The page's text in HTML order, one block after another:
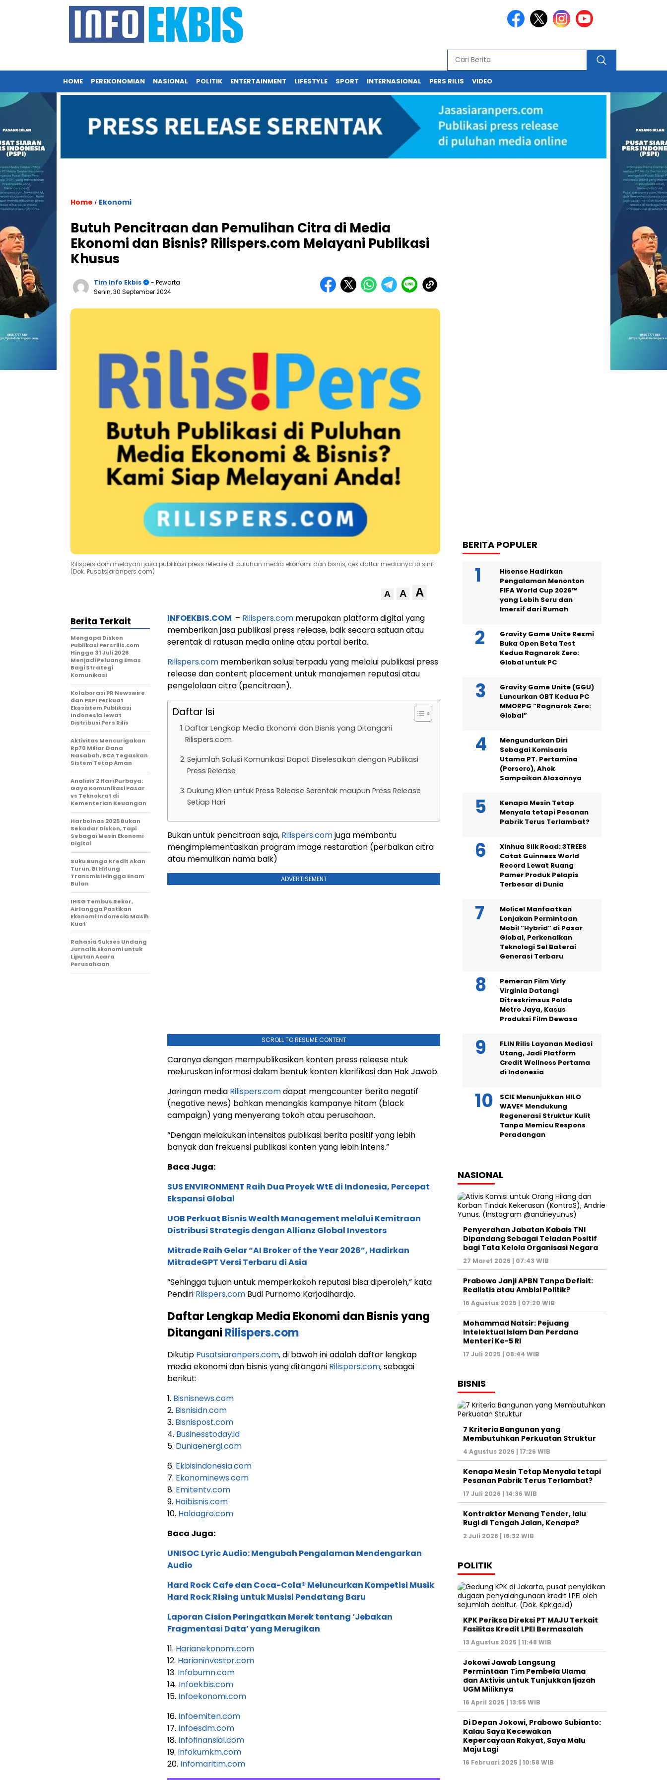
HOME PEREKONOMIAN NASIONAL POLITIK ENTERTAINMENT LIFESTYLE SPORT INTERNASIONAL PERS RILIS VIDEO
Home / Ekonomi
Butuh Pencitraan dan Pemulihan Citra di Media
Ekonomi dan Bisnis? Rilispers.com Melayani Publikasi
Khusus
Tim Info Ekbis
- Pewarta
Senin, 30 September 2024
Rilispers.com melayani jasa publikasi press release di puluhan media ekonomi dan bisnis, cek daftar medianya di sini!
(Dok. Pusatsiaranpers.com)
A A A
INFOEKBIS.COM – Rilispers.com merupakan platform digital yang
memberikan jasa publikasi press release, baik secara satuan atau
serentak di ratusan media online atau portal berita.
Rilispers.com memberikan solusi terpadu yang melalui publikasi press
release dan content placement untuk manajemen reputasi atau
pengelolaan citra (pencitraan).
Daftar Isi
Daftar Lengkap Media Ekonomi dan Bisnis yang Ditangani
Rilispers.com
Sejumlah Solusi Komunikasi Dapat Diselesaikan dengan Publikasi
Press Release
Dukung Klien untuk Press Release Serentak maupun Press Release
Setiap Hari
Bukan untuk pencitraan saja, Rilispers.comjuga membantu
mengimplementasikan program image restaration (perbaikan citra
atau memulikan nama baik)
ADVERTISEMENT
SCROLL TO RESUME CONTENT
Caranya dengan mempublikasikan konten press releese ntuk
meluruskan informasi dalam bentuk konten klarifikasi dan Hak Jawab.
Jaringan media Rilispers.comdapat mengcounter berita negatif
(negative news) bahkan menangkis kampanye hitam (black
campaign) yang menyerang tokoh atau perusahaan.
“Dengan melakukan intensitas publikasi berita positif yang lebih
banyak dan frekuensi publikasi konten yang lebih intens.”
Baca Juga:
SUS ENVIRONMENT Raih Dua Proyek WtE di Indonesia, Percepat
Ekspansi Global
UOB Perkuat Bisnis Wealth Management melalui Kemitraan
Distribusi Strategis dengan Allianz Global Investors
Mitrade Raih Gelar “AI Broker of the Year 2026”, Hadirkan
MitradeGPT Versi Terbaru di Asia
“Sehingga tujuan untuk memperkokoh reputasi bisa diperoleh,” kata
Pendiri Rlispers.com Budi Purnomo Karjodihardjo.
Daftar Lengkap Media Ekonomi dan Bisnis yang
Ditangani Rilispers.com
Dikutip Pusatsiaranpers.com, di bawah ini adalah daftar lengkap
media ekonomi dan bisnis yang ditangani Rilispers.com, sebagai
berikut:
1. Bisnisnews.com
2. Bisnisidn.com
3. Bisnispost.com
4. Businesstoday.id
5. Duniaenergi.com
6. Ekbisindonesia.com
7. Ekonominews.com
8. Emitentv.com
9. Haibisnis.com
10. Haloagro.com
Baca Juga:
UNISOC Lyric Audio: Mengubah Pengalaman Mendengarkan
Audio
Hard Rock Cafe dan Coca-Cola® Meluncurkan Kompetisi Musik
Hard Rock Rising untuk Musisi Pendatang Baru
Laporan Cision Peringatkan Merek tentang ‘Jebakan
Fragmentasi Data’ yang Merugikan
11. Harianekonomi.com
12. Harianinvestor.com
13. Infobumn.com
14. Infoekbis.com
15. Infoekonomi.com
16. Infoemiten.com
17. Infoesdm.com
18. Infofinansial.com
19. Infokumkm.com
20. Infomaritim.com
Berita Terkait
Mengapa Diskon
Publikasi Persrilis.com
Hingga 31 Juli 2026
Menjadi Peluang Emas
Bagi Strategi
Komunikasi
Kolaborasi PR Newswire
dan PSPI Perkuat
Ekosistem Publikasi
Indonesia lewat
Distribusi Pers Rilis
Aktivitas Mencurigakan
Rp70 Miliar Dana
Nasabah, BCA Tegaskan
Sistem Tetap Aman
Analisis 2 Hari Purbaya:
Gaya Komunikasi Pasar
vs Teknokrat di
Kementerian Keuangan
Harbolnas 2025 Bukan
Sekadar Diskon, Tapi
Sebagai Mesin Ekonomi
Digital
Suku Bunga Kredit Akan
Turun, BI Hitung
Transmisi Hingga Enam
Bulan
IHSG Tembus Rekor,
Airlangga Pastikan
Ekonomi Indonesia Masih
Kuat
Rahasia Sukses Undang
Jurnalis Ekonomi untuk
Liputan Acara
Perusahaan
BERITA POPULER
Hisense Hadirkan
Pengalaman Menonton
FIFA World Cup 2026™
yang Lebih Seru dan
Imersif dari Rumah
Gravity Game Unite Resmi
Buka Open Beta Test
Kedua Ragnarok Zero:
Global untuk PC
Gravity Game Unite (GGU)
Luncurkan OBT Kedua PC
MMORPG “Ragnarok Zero:
Global”
Mengundurkan Diri
Sebagai Komisaris
Utama PT. Pertamina
(Persero), Ahok
Sampaikan Alasannya
Kenapa Mesin Tetap
Menyala tetapi Pesanan
Pabrik Terus Terlambat?
Xinhua Silk Road: 3TREES
Catat Guinness World
Record Lewat Ruang
Pamer Produk Pelapis
Terbesar di Dunia
Molicel Manfaatkan
Lonjakan Permintaan
Mobil “Hybrid” di Pasar
Global, Perkenalkan
Teknologi Sel Baterai
Generasi Terbaru
Pemeran Film Virly
Virginia Datangi
Ditreskrimsus Polda
Metro Jaya, Kasus
Produksi Film Dewasa
FLIN Rilis Layanan Mediasi
Utang, Jadi Platform
Credit Wellness Pertama
di Indonesia
SCIE Menunjukkan HILO
WAVE® Mendukung
Regenerasi Struktur Kulit
Tanpa Memicu Respons
Peradangan
NASIONAL
Penyerahan Jabatan Kabais TNI
Dipandang Sebagai Teladan Positif
bagi Tata Kelola Organisasi Negara
27 Maret 2026 | 07:43 WIB
Prabowo Janji APBN Tanpa Defisit:
Realistis atau Ambisi Politik?
16 Agustus 2025 | 07:20 WIB
Mohammad Natsir: Pejuang
Intelektual Islam Dan Perdana
Menteri Ke-5 RI
17 Juli 2025 | 08:44 WIB
BISNIS
7 Kriteria Bangunan yang
Membutuhkan Perkuatan Struktur
4 Agustus 2026 | 17:26 WIB
Kenapa Mesin Tetap Menyala tetapi
Pesanan Pabrik Terus Terlambat?
17 Juli 2026 | 14:36 WIB
Kontraktor Menang Tender, lalu
Rugi di Tengah Jalan, Kenapa?
2 Juli 2026 | 16:32 WIB
POLITIK
KPK Periksa Direksi PT MAJU Terkait
Fasilitas Kredit LPEI Bermasalah
13 Agustus 2025 | 11:48 WIB
Jokowi Jawab Langsung
Permintaan Tim Pembela Ulama
dan Aktivis untuk Tunjukkan Ijazah
UGM Miliknya
16 April 2025 | 13:55 WIB
Di Depan Jokowi, Prabowo Subianto:
Kalau Saya Kecewakan
Kepercayaan Rakyat, Saya Malu
Maju Lagi
16 Februari 2025 | 10:58 WIB